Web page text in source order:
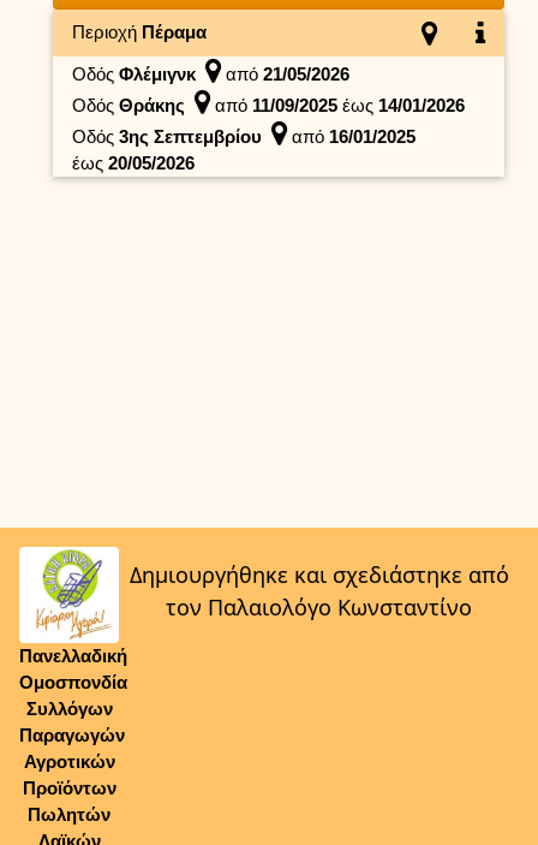
Περιοχή Πέραμα
Οδός Φλέμιγνκ από 21/05/2026
Οδός Θράκης από 11/09/2025 έως 14/01/2026
Οδός 3ης Σεπτεμβρίου από 16/01/2025
έως 20/05/2026
Πανελλαδική
Ομοσπονδία
Συλλόγων
Παραγωγών
Αγροτικών
Προϊόντων
Πωλητών
Λαϊκών
Δημιουργήθηκε και σχεδιάστηκε από
τον Παλαιολόγο Κωνσταντίνο